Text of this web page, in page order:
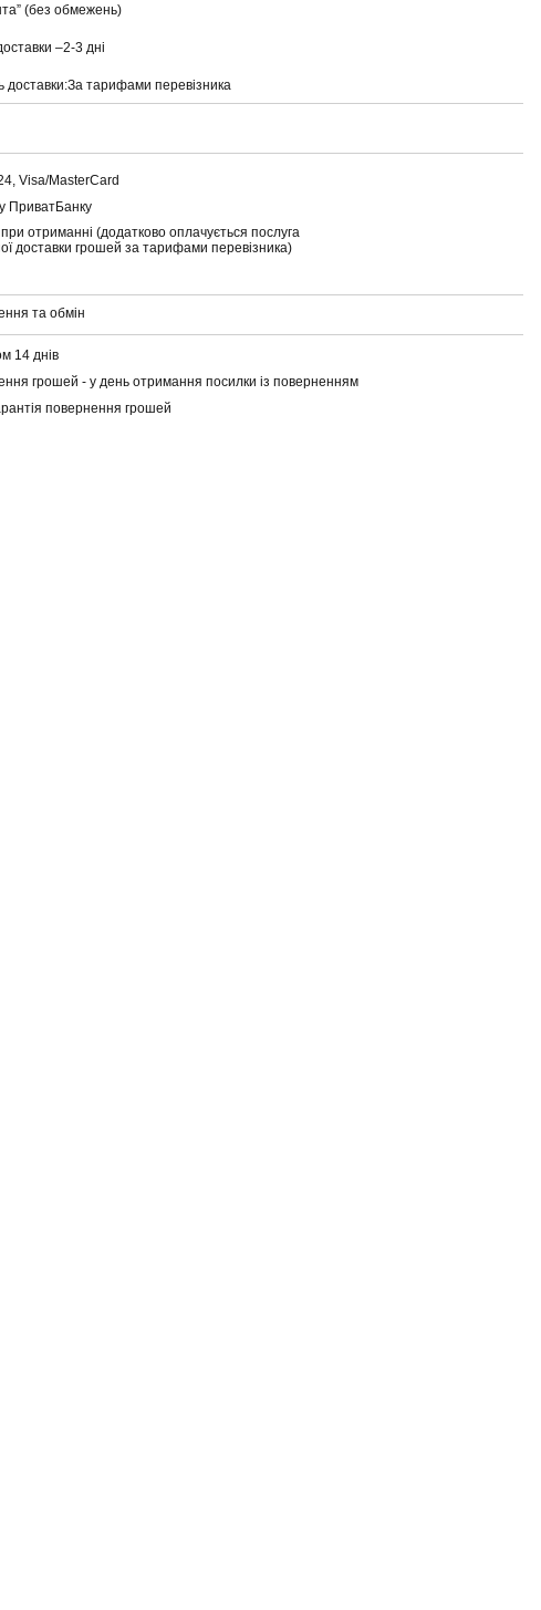
(без обмежень)
–2-3 дні
доставки:За тарифами перевізника
Visa/MasterCard
ПриватБанку
отриманні (додатково оплачується послуга
доставки грошей за тарифами перевізника)
та обмін
14 днів
грошей - у день отримання посилки із поверненням
повернення грошей